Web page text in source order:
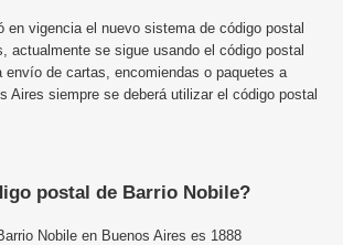
en vigencia el nuevo sistema de código postal
actualmente se sigue usando el código postal
envío de cartas, encomiendas o paquetes a
Aires siempre se deberá utilizar el código postal
postal de Barrio Nobile?
Nobile en Buenos Aires es 1888